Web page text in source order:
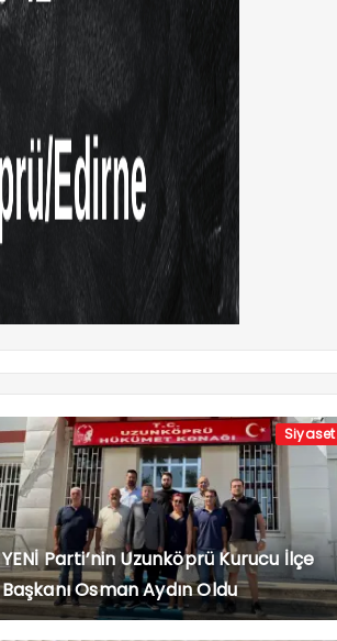
Siyaset
YENİ Parti’nin Uzunköprü Kurucu İlçe
Başkanı Osman Aydın Oldu